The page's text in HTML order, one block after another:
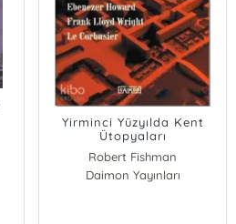
Yirminci Yüzyılda Kent
Ütopyaları
Robert Fishman
Daimon Yayınları